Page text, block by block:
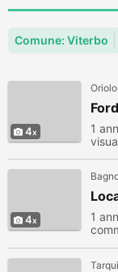
Comune: Viterbo
4 1
4 1